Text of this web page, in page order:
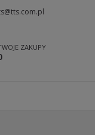
ZAKUPY